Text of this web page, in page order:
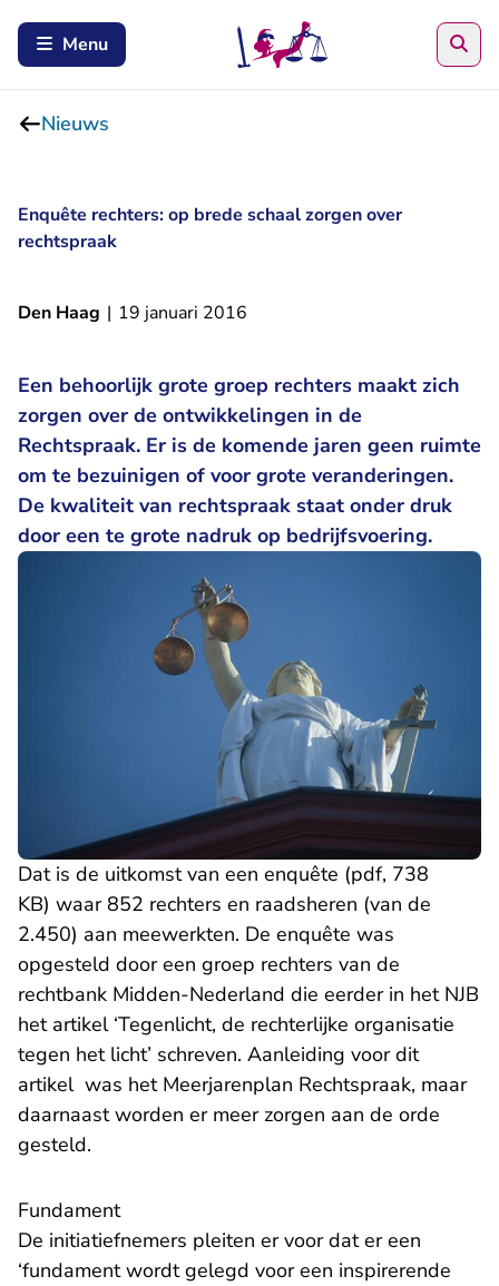
Menu
Nieuws
Enquête rechters: op brede schaal zorgen over
rechtspraak
Den Haag | 19 januari 2016
Een behoorlijk grote groep rechters maakt zich
zorgen over de ontwikkelingen in de
Rechtspraak. Er is de komende jaren geen ruimte
om te bezuinigen of voor grote veranderingen.
De kwaliteit van rechtspraak staat onder druk
door een te grote nadruk op bedrijfsvoering.
Dat is de uitkomst van een enquête (pdf, 738
KB) waar 852 rechters en raadsheren (van de
2.450) aan meewerkten. De enquête was
opgesteld door een groep rechters van de
rechtbank Midden-Nederland die eerder in het NJB
het artikel ‘Tegenlicht, de rechterlijke organisatie
tegen het licht’ schreven. Aanleiding voor dit
artikel was het Meerjarenplan Rechtspraak, maar
daarnaast worden er meer zorgen aan de orde
gesteld.
Fundament
De initiatiefnemers pleiten er voor dat er een
‘fundament wordt gelegd voor een inspirerende